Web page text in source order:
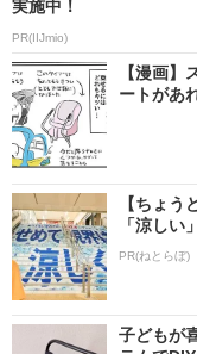
実施中！
PR(IIJmio)
【漫画】
ートがあ
【ちょう
「涼しい
PR(ねとらぼ)
子どもが